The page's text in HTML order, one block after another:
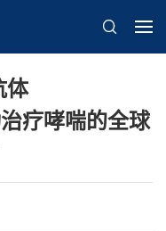
体
疗哮喘的全球